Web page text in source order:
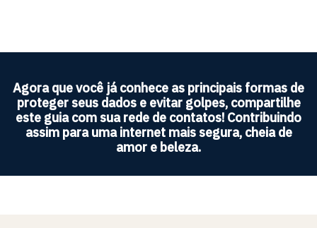
Agora que você já conhece as principais formas de
proteger seus dados e evitar golpes, compartilhe
este guia com sua rede de contatos! Contribuindo
assim para uma internet mais segura, cheia de
amor e beleza.